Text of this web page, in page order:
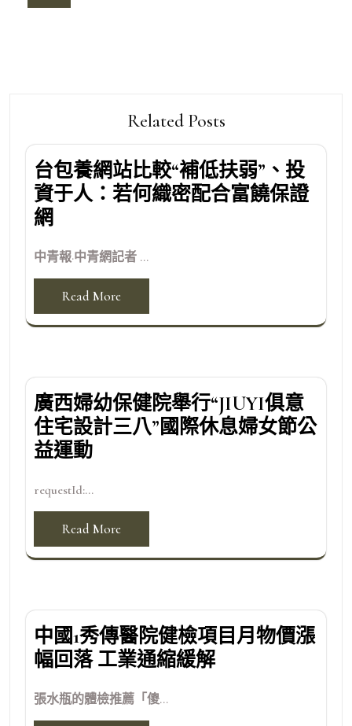
導
Related Posts
台包養網站比較“補低扶弱”、投
資于人：若何織密配合富饒保證
網
中青報·中青網記者 ...
Read More
廣西婦幼保健院舉行“JIUYI俱意
住宅設計三八”國際休息婦女節公
益運動
requestId:...
Read More
中國1秀傳醫院健檢項目月物價漲
幅回落 工業通縮緩解
張水瓶的體檢推薦「傻...